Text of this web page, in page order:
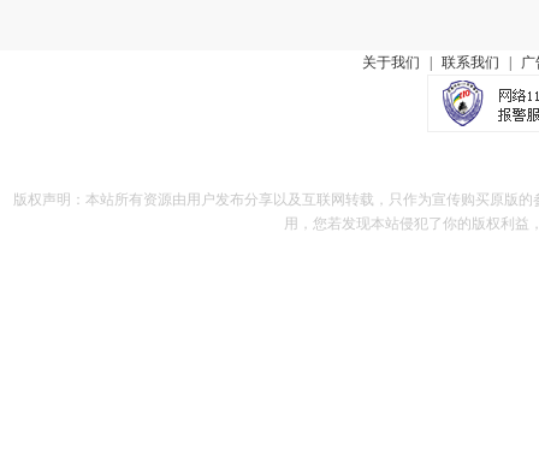
关于我们 联系我们 广
版权声明：本站所有资源由用户发布分享以及互联网转载，只作为宣传购买原版
用，您若发现本站侵犯了你的版权利益